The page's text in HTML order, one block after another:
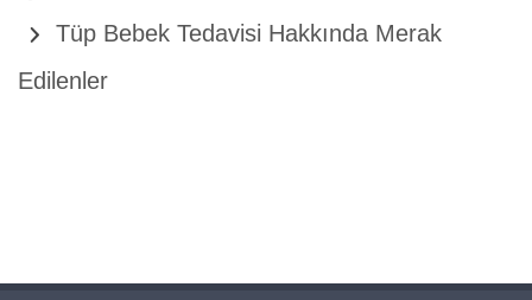
Tüp Bebek Tedavisi Hakkında Merak
Edilenler